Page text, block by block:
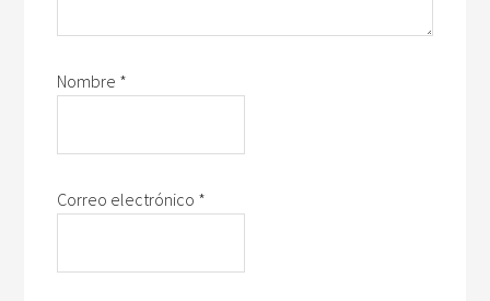
Nombre *
Correo electrónico *